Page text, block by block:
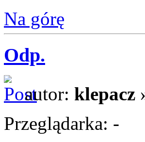
Na górę
Odp.
autor: klepacz
Przeglądarka: -